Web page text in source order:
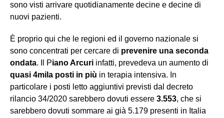
sono visti arrivare quotidianamente decine e decine di
nuovi pazienti.
È proprio qui che le regioni ed il governo nazionale si
sono concentrati per cercare di prevenire una seconda
ondata. Il Piano Arcuri infatti, prevedeva un aumento di
quasi 4mila posti in più in terapia intensiva. In
particolare i posti letto aggiuntivi previsti dal decreto
rilancio 34/2020 sarebbero dovuti essere 3.553, che si
sarebbero dovuti sommare ai già 5.179 presenti in Italia